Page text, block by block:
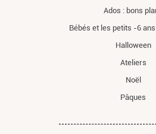
Ados : bons
Bébés et les petits -6
Halloween
Ateliers
Noël
Pâques